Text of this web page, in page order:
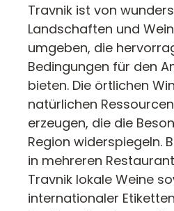
Travnik ist von
Landschaften und
umgeben, die
Bedingungen für den
bieten. Die örtlichen
natürlichen
erzeugen, die die
Region widerspiegeln.
in mehreren
Travnik lokale Weine
internationaler